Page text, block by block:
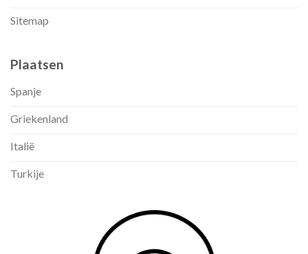
Sitemap
Plaatsen
Spanje
Griekenland
Italië
Turkije